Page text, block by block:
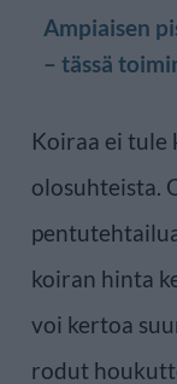
Ampiaisen
– tässä
Koiraa ei tule
olosuhteista.
koiran hinta
voi kertoa
rodut